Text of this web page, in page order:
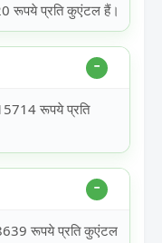
रूपये प्रति कुएंटल हैं।
रूपये प्रति
रूपये प्रति कुएंटल